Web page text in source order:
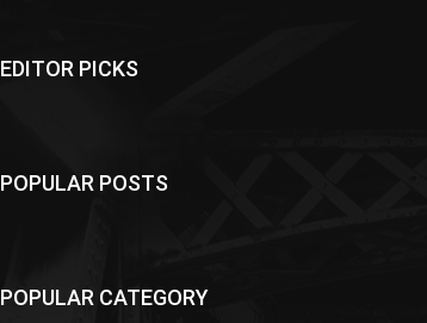
EDITOR PICKS
POPULAR POSTS
POPULAR CATEGORY